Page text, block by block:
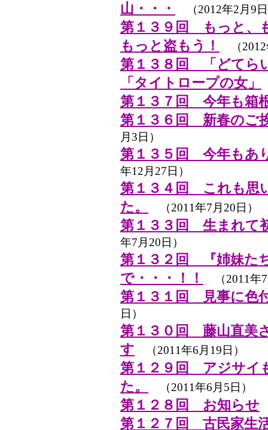
山・・・
（2012年2月9
第１３９回 もっと、
もっと盗もう！
（2012
第１３８回 「どてら
「タイトロープの女」
第１３７回 今年も箱
第１３６回 新春のご
月3日）
第１３５回 今年もあ
年12月27日）
第１３４回 これも思
た。
（2011年7月20日）
第１３３回 生まれて
年7月20日）
第１３２回 『姉妹た
で・・・！！
（2011年
第１３１回 見事に色
日）
第１３０回 藤山直美
す （2011年6月19日）
第１２９回 アジサイ
た。
（2011年6月5日）
第１２８回 お知らせ
第１２７回 古民家生